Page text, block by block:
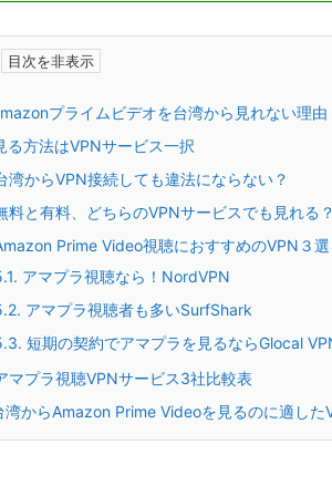
プライムビデオを台湾から見れない理由
る方法はVPNサービス一択
湾からVPN接続しても違法にならない？
料と有料、どちらのVPNサービスでも見れる？
Prime Video視聴におすすめのVPN３選
アマプラ視聴なら！NordVPN
アマプラ視聴者も多いSurfShark
短期の契約でアマプラを見るならGlocal
マプラ視聴VPNサービス3社比較表
湾からAmazon Prime Videoを見るのに適した